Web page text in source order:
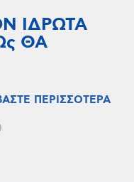
ΙΔΡΩΤΑ
ΘΑ
ΠΕΡΙΣΣΟΤΕΡΑ